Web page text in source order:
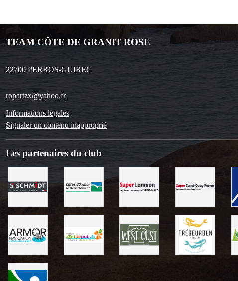
TEAM CÔTE DE GRANIT ROSE
22700 PERROS-GUIREC
ropartzx@yahoo.fr
Informations légales
Signaler un contenu inapproprié
Les partenaires du club